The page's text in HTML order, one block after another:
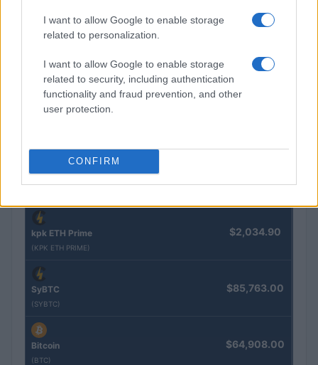
I want to allow Google to enable storage
related to personalization.
I want to allow Google to enable storage
related to security, including authentication
functionality and fraud prevention, and other
user protection.
CONFIRM
Nome Preço
Kinza Babylon Staked BTC
(KBTC)
$83,270.00
JDB
kpk ETH Prime
(KPK ETH PRIME)
$2,034.90
SyBTC
(SYBTC)
$85,763.00
Bitcoin
(BTC)
$64,908.00